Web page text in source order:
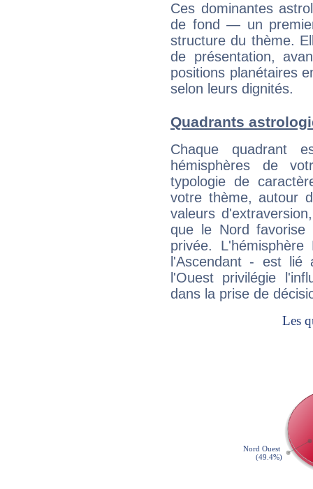
Ces dominantes
de fond — un
structure du thème.
de présentation,
positions planétaires
selon leurs dignités.
Quadrants
Chaque quadrant
hémisphères de
typologie de
votre thème, autour
valeurs
que le Nord favorise
privée.
l'Ascendant - est
l'Ouest privilégie
dans la prise de